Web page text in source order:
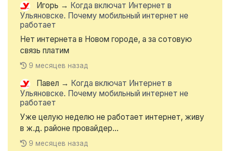
Игорь → Когда включат Интернет в
Ульяновске. Почему мобильный интернет не
работает
Нет интернета в Новом городе, а за сотовую
связь платим
9 месяцев назад
Павел → Когда включат Интернет в
Ульяновске. Почему мобильный интернет не
работает
Уже целую неделю не работает интернет, живу
в ж.д. районе провайдер...
9 месяцев назад